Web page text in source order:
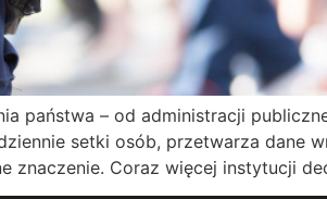
państwa – od administracji
setki osób, przetwarza dane
Coraz więcej instytucji